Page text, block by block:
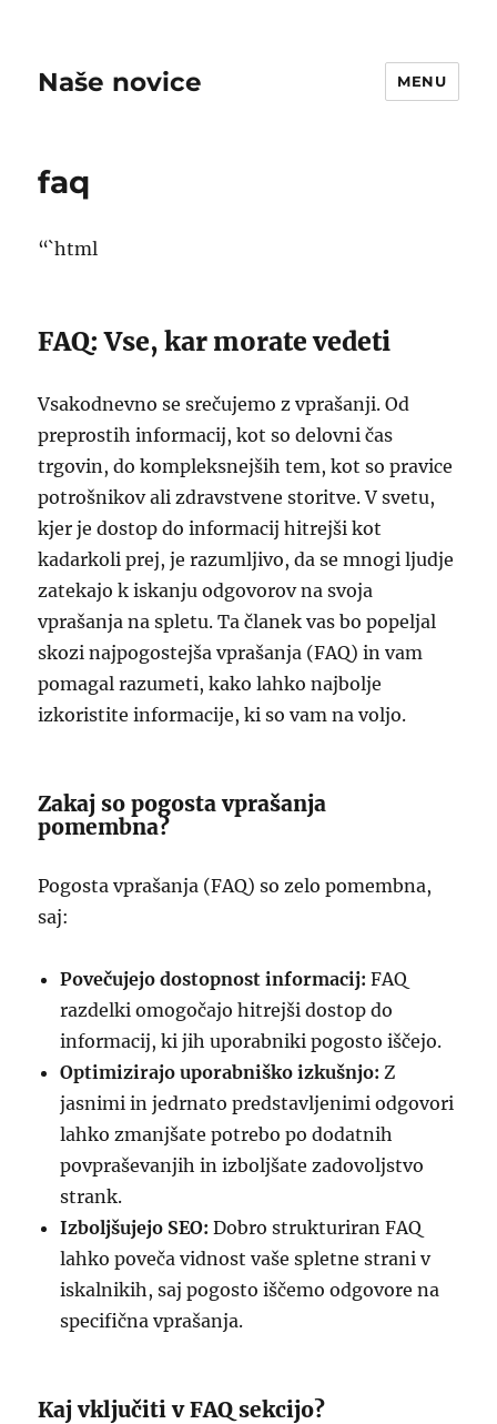
Naše novice MENU
faq
“`html
FAQ: Vse, kar morate vedeti
Vsakodnevno se srečujemo z vprašanji. Od
preprostih informacij, kot so delovni čas
trgovin, do kompleksnejših tem, kot so pravice
potrošnikov ali zdravstvene storitve. V svetu,
kjer je dostop do informacij hitrejši kot
kadarkoli prej, je razumljivo, da se mnogi ljudje
zatekajo k iskanju odgovorov na svoja
vprašanja na spletu. Ta članek vas bo popeljal
skozi najpogostejša vprašanja (FAQ) in vam
pomagal razumeti, kako lahko najbolje
izkoristite informacije, ki so vam na voljo.
Zakaj so pogosta vprašanja
pomembna?
Pogosta vprašanja (FAQ) so zelo pomembna,
saj:
Povečujejo dostopnost informacij: FAQ
razdelki omogočajo hitrejši dostop do
informacij, ki jih uporabniki pogosto iščejo.
Optimizirajo uporabniško izkušnjo: Z
jasnimi in jedrnato predstavljenimi odgovori
lahko zmanjšate potrebo po dodatnih
povpraševanjih in izboljšate zadovoljstvo
strank.
Izboljšujejo SEO: Dobro strukturiran FAQ
lahko poveča vidnost vaše spletne strani v
iskalnikih, saj pogosto iščemo odgovore na
specifična vprašanja.
Kaj vključiti v FAQ sekcijo?